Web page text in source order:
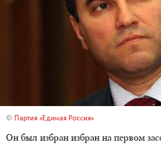
© Партия «Единая Россия»
Он был избран избран на первом